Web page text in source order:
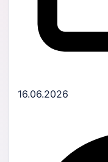
16.06.2026